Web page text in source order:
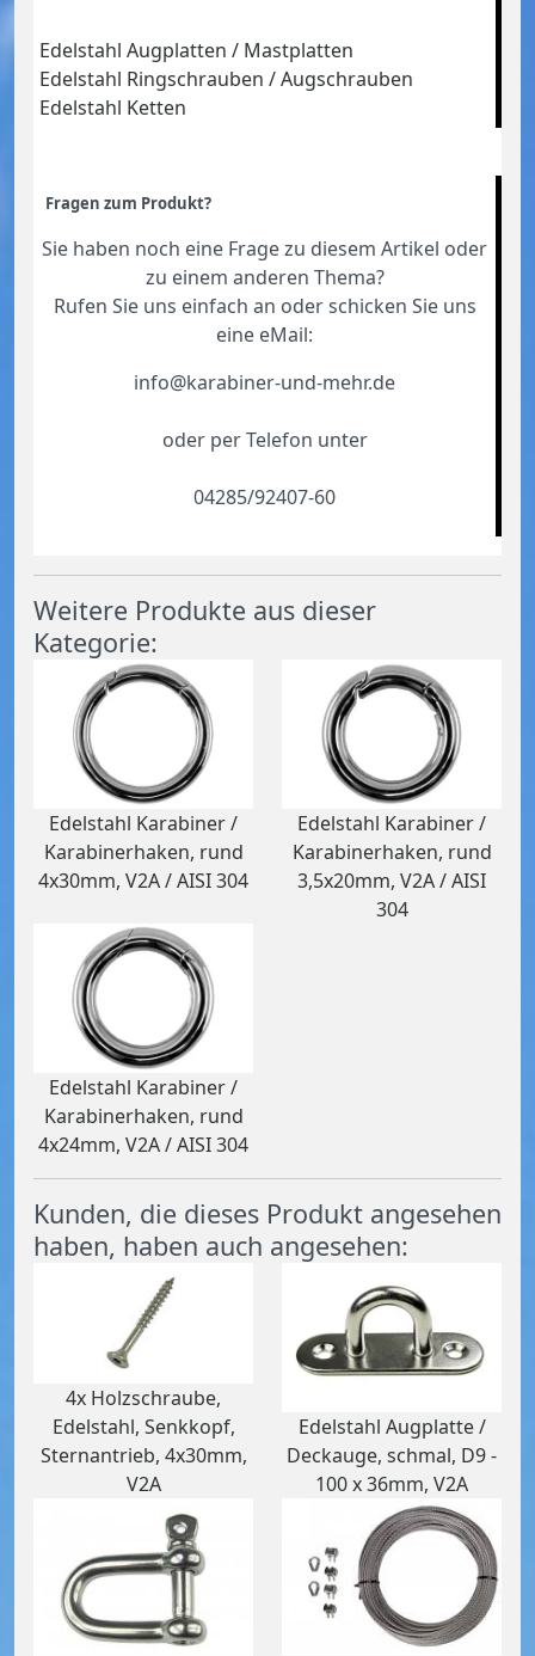
Edelstahl Augplatten / Mastplatten
Edelstahl Ringschrauben / Augschrauben
Edelstahl Ketten
Fragen zum Produkt?
Sie haben noch eine Frage zu diesem Artikel oder
zu einem anderen Thema?
Rufen Sie uns einfach an oder schicken Sie uns
eine eMail:
info@karabiner-und-mehr.de
oder per Telefon unter
04285/92407-60
Weitere Produkte aus dieser
Kategorie:
Edelstahl Karabiner /
Karabinerhaken, rund
4x30mm, V2A / AISI 304
Edelstahl Karabiner /
Karabinerhaken, rund
3,5x20mm, V2A / AISI
304
Edelstahl Karabiner /
Karabinerhaken, rund
4x24mm, V2A / AISI 304
Kunden, die dieses Produkt angesehen
haben, haben auch angesehen:
4x Holzschraube,
Edelstahl, Senkkopf,
Sternantrieb, 4x30mm,
V2A
Edelstahl Augplatte /
Deckauge, schmal, D9 -
100 x 36mm, V2A